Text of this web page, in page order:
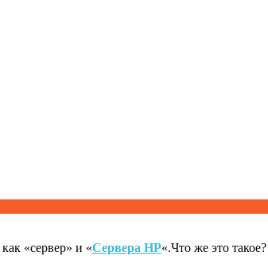
«сервер» и «Сервера HP«.Что же это такое?